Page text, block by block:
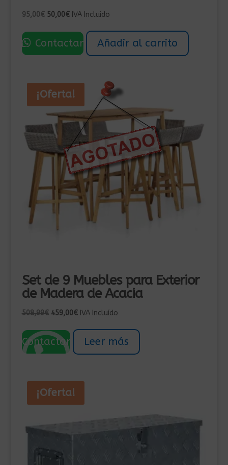
95,00€ El
original
era:
50,00€El
actual
es:
IVA Incluído
Contactar Añadir al carrito
¡Oferta!
Set de 9 Muebles para Exterior
de Madera de Acacia
508,99€ El
original
era:
459,00€El
actual
es:
IVA Incluído
Contactar Leer más
¡Oferta!